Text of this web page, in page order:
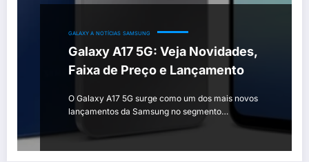
GALAXY A NOTÍCIAS SAMSUNG
Galaxy A17 5G: Veja Novidades,
Faixa de Preço e Lançamento
O Galaxy A17 5G surge como um dos mais novos
lançamentos da Samsung no segmento…